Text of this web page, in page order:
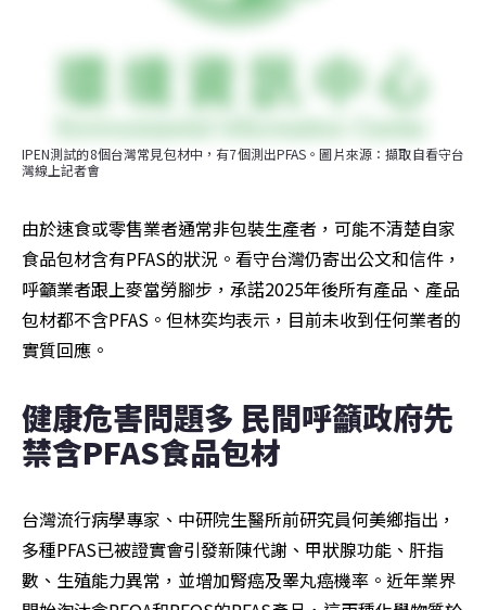
IPEN測試的8個台灣常見包材中，有7個測出PFAS。圖片來源：擷取自看守台
灣線上記者會
由於速食或零售業者通常非包裝生產者，可能不清楚自家
食品包材含有PFAS的狀況。看守台灣仍寄出公文和信件，
呼籲業者跟上麥當勞腳步，承諾2025年後所有產品、產品
包材都不含PFAS。但林奕均表示，目前未收到任何業者的
實質回應。
健康危害問題多 民間呼籲政府先
禁含PFAS食品包材
台灣流行病學專家、中研院生醫所前研究員何美鄉指出，
多種PFAS已被證實會引發新陳代謝、甲狀腺功能、肝指
數、生殖能力異常，並增加腎癌及睪丸癌機率。近年業界